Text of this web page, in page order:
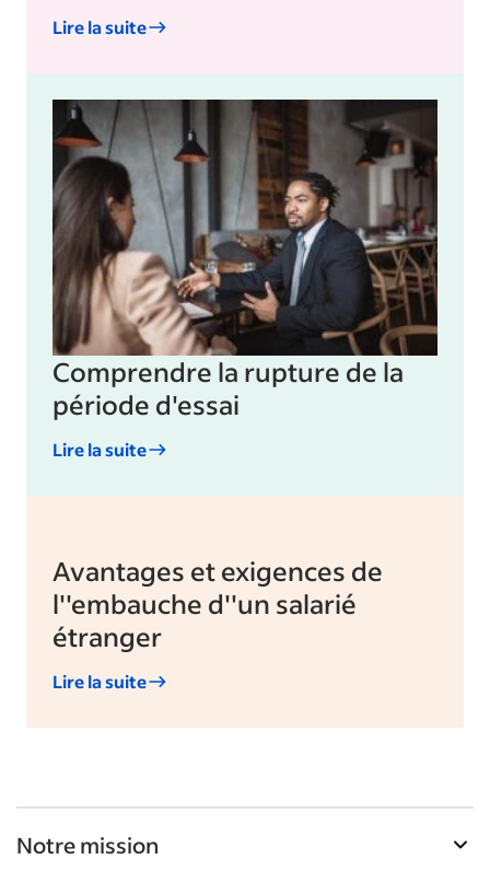
Lire la suite
Comprendre la rupture de la
période d'essai
Lire la suite
Avantages et exigences de
l''embauche d''un salarié
étranger
Lire la suite
Notre mission